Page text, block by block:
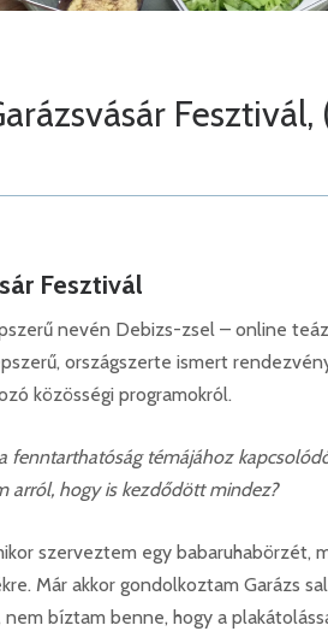
Fesztivál
nevén Debizs-zsel – online
országszerte ismert
közösségi programokról.
fenntarthatóság témájához
arról, hogy is kezdődött mindez?
szerveztem egy babaruhabörzét,
Már akkor gondolkoztam Garázs
bíztam benne, hogy a